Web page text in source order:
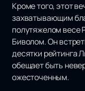
Кроме того, этот
захватывающим
полутяжелом весе
Биволом. Он
десятки рейтинга
обещает быть
ожесточенным.